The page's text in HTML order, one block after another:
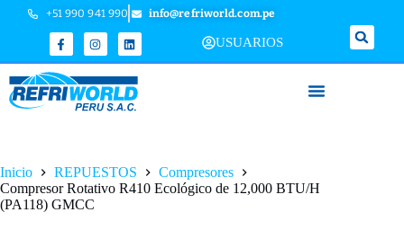
+51 990 941 990 info@refriworld.com.pe
USUARIOS
Inicio REPUESTOS
Compresores
Compresor Rotativo R410 Ecológico de 12,000 BTU/H
(PA118) GMCC